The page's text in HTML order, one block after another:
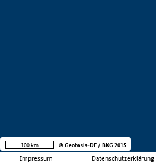
Impressum Datenschutzerklärung
100 km © Geobasis-DE / BKG 2015